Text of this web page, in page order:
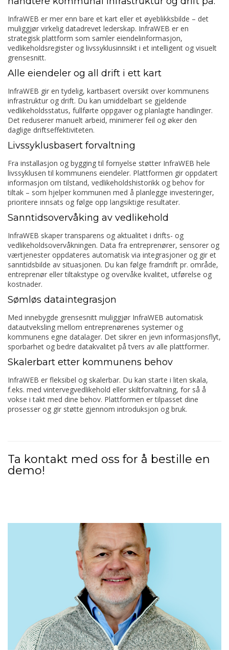
InfraWEB er mer enn bare et kart eller et øyeblikksbilde – det
muliggjør virkelig datadrevet lederskap. InfraWEB er en
strategisk plattform som samler eiendelinformasjon,
vedlikeholdsregister og livssyklusinnsikt i et intelligent og visuelt
grensesnitt.
Alle eiendeler og all drift i ett kart
InfraWEB gir en tydelig, kartbasert oversikt over kommunens
infrastruktur og drift. Du kan umiddelbart se gjeldende
vedlikeholdsstatus, fullførte oppgaver og planlagte handlinger.
Det reduserer manuelt arbeid, minimerer feil og øker den
daglige driftseffektiviteten.
Livssyklusbasert forvaltning
Fra installasjon og bygging til fornyelse støtter InfraWEB hele
livssyklusen til kommunens eiendeler. Plattformen gir oppdatert
informasjon om tilstand, vedlikeholdshistorikk og behov for
tiltak – som hjelper kommunen med å planlegge investeringer,
prioritere innsats og følge opp langsiktige resultater.
Sanntidsovervåking av vedlikehold
InfraWEB skaper transparens og aktualitet i drifts- og
vedlikeholdsovervåkningen. Data fra entreprenører, sensorer og
værtjenester oppdateres automatisk via integrasjoner og gir et
sanntidsbilde av situasjonen. Du kan følge framdrift pr. område,
entreprenør eller tiltakstype og overvåke kvalitet, utførelse og
kostnader.
Sømløs dataintegrasjon
Med innebygde grensesnitt muliggjør InfraWEB automatisk
datautveksling mellom entreprenørenes systemer og
kommunens egne datalager. Det sikrer en jevn informasjonsflyt,
sporbarhet og bedre datakvalitet på tvers av alle plattformer.
Skalerbart etter kommunens behov
InfraWEB er fleksibel og skalerbar. Du kan starte i liten skala,
f.eks. med vintervegvedlikehold eller skiltforvaltning, for så å
vokse i takt med dine behov. Plattformen er tilpasset dine
prosesser og gir støtte gjennom introduksjon og bruk.
Ta kontakt med oss for å bestille en
demo!